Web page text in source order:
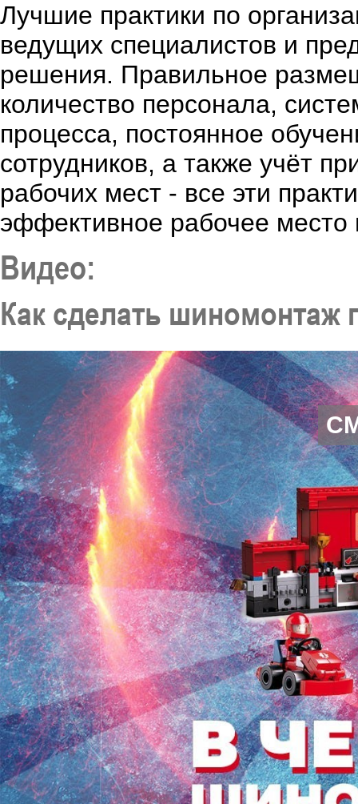
Лучшие практики по
ведущих специалистов и
решения. Правильное
количество персонала,
процесса, постоянное
сотрудников, а также учёт
рабочих мест - все эти
эффективное рабочее
Видео:
Как сделать